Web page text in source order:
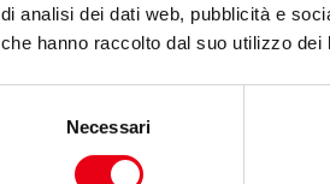
di analisi dei dati web, pubblicità e
che hanno raccolto dal suo utilizzo dei
Necessari